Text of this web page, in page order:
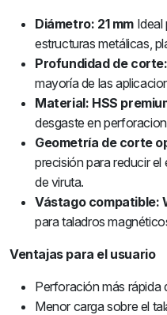
Diámetro: 21 mm Ideal
estructuras metálicas,
Profundidad de
mayoría de las
Material: HSS
desgaste en
Geometría de corte
precisión para reducir
de viruta.
Vástago compatible:
para taladros
Ventajas para el usuario
Perforación más rápida
Menor carga sobre el